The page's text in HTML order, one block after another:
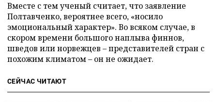
Вместе с тем ученый считает, что заявление
Полтавченко, вероятнее всего, «носило
эмоциональный характер». Во всяком случае, в
скором времени большого наплыва финнов,
шведов или норвежцев – представителей стран с
похожим климатом – он не ожидает.
СЕЙЧАС ЧИТАЮТ